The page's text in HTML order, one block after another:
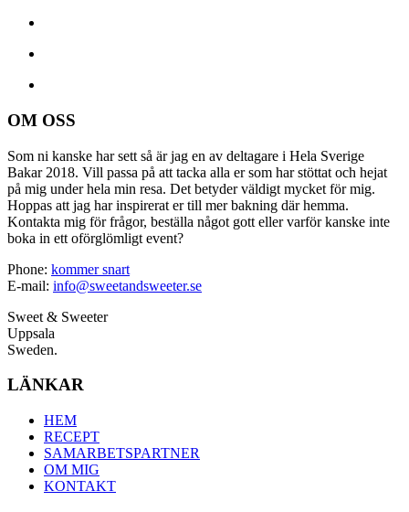
OM OSS
Som ni kanske har sett så är jag en av deltagare i Hela Sverige
Bakar 2018. Vill passa på att tacka alla er som har stöttat och hejat
på mig under hela min resa. Det betyder väldigt mycket för mig.
Hoppas att jag har inspirerat er till mer bakning där hemma.
Kontakta mig för frågor, beställa något gott eller varför kanske inte
boka in ett oförglömligt event?
Phone: kommer snart
E-mail: info@sweetandsweeter.se
Sweet & Sweeter
Uppsala
Sweden.
LÄNKAR
HEM
RECEPT
SAMARBETSPARTNER
OM MIG
KONTAKT